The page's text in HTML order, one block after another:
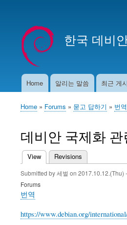
account
menu
한국 데비
MainHome 알리는 말씀 최근 게
Breadcrumb
Home Forums 묻고 답하기 번역
데비안 국제화
Primary
tabs
View (active tab)
Revisions
Submitted by세벌 on 2017.10.12.(Thu)
Forums
번역
https://www.debian.org/